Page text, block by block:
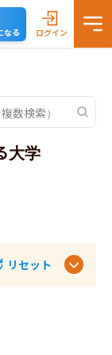
なる ログイン
大学
リセット